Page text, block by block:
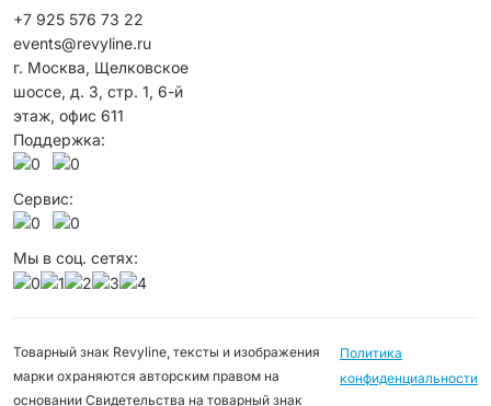
+7 925 576 73 22
events@revyline.ru
г. Москва, Щелковское
шоссе, д. 3, стр. 1, 6-й
этаж, офис 611
Поддержка:
Сервис:
Мы в соц. сетях:
Товарный знак Revyline, тексты и изображения
марки охраняются авторским правом на
основании Свидетельства на товарный знак
Политика
конфиденциальности